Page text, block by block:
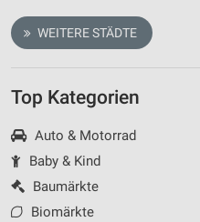
WEITERE STÄDTE
Top Kategorien
Auto & Motorrad
Baby & Kind
Baumärkte
Biomärkte